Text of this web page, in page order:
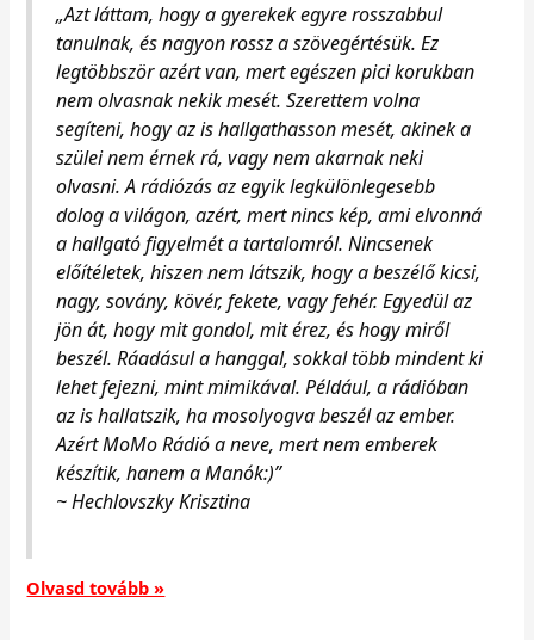
„Azt láttam, hogy a gyerekek egyre rosszabbul
tanulnak, és nagyon rossz a szövegértésük. Ez
legtöbbször azért van, mert egészen pici korukban
nem olvasnak nekik mesét. Szerettem volna
segíteni, hogy az is hallgathasson mesét, akinek a
szülei nem érnek rá, vagy nem akarnak neki
olvasni. A rádiózás az egyik legkülönlegesebb
dolog a világon, azért, mert nincs kép, ami elvonná
a hallgató figyelmét a tartalomról. Nincsenek
előítéletek, hiszen nem látszik, hogy a beszélő kicsi,
nagy, sovány, kövér, fekete, vagy fehér. Egyedül az
jön át, hogy mit gondol, mit érez, és hogy miről
beszél. Ráadásul a hanggal, sokkal több mindent ki
lehet fejezni, mint mimikával. Például, a rádióban
az is hallatszik, ha mosolyogva beszél az ember.
Azért MoMo Rádió a neve, mert nem emberek
készítik, hanem a Manók:)”
~ Hechlovszky Krisztina
Olvasd tovább »